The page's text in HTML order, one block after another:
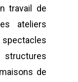
travail de
ateliers
structures
de
LE SPECTACLE
LES ARTS VISUELS